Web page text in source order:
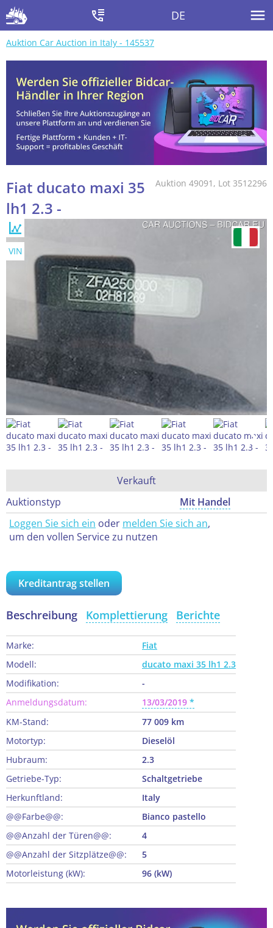
DE
Auktion Car Auction in Italy - 145537
Auktion 49091, Lot 3512296
Fiat ducato maxi 35
lh1 2.3 -
VIN
Verkauft
Auktionstyp
Mit Handel
Loggen Sie sich ein oder melden Sie sich an,
um den vollen Service zu nutzen
Kreditantrag stellen
Beschreibung Komplettierung Berichte
Marke:
Fiat
Modell:
ducato maxi 35 lh1 2.3
Modifikation:
-
Anmeldungsdatum:
13/03/2019
KM-Stand:
77 009 km
Motortyp:
Dieselöl
Hubraum:
2.3
Getriebe-Typ:
Schaltgetriebe
Herkunftland:
Italy
@@Farbe@@:
Bianco pastello
@@Anzahl der Türen@@:
4
@@Anzahl der Sitzplätze@@:
5
Motorleistung (kW):
96 (kW)